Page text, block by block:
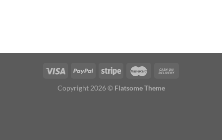
Copyright 2026 © Flatsome Theme